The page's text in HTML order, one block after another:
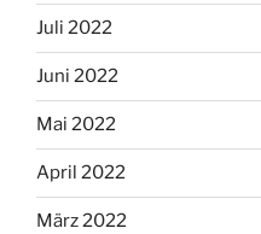
Juli 2022
Juni 2022
Mai 2022
April 2022
März 2022